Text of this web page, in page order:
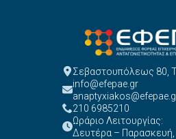
Σεβαστουπόλεως 80,
info@efepae.gr
210 6985210
Ωράριο Λειτουργίας:
Δευτέρα – Παρασκευή,